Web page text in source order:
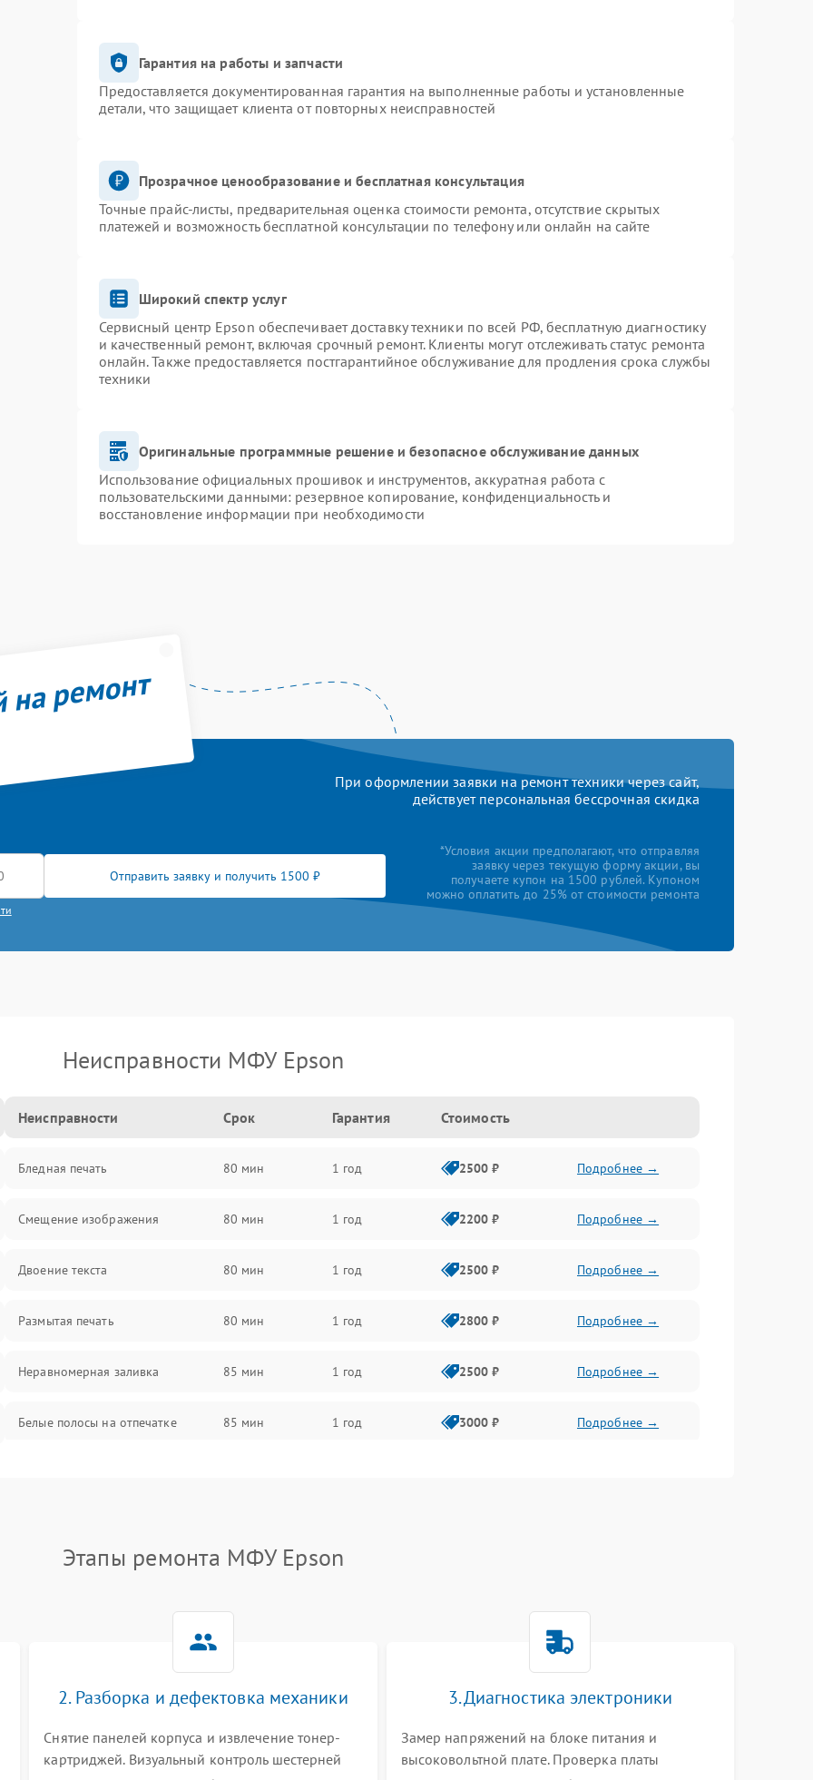
Гарантия на работы и запчасти
Предоставляется документированная гарантия на выполненные работы и установленные
детали, что защищает клиента от повторных неисправностей
Прозрачное ценообразование и бесплатная консультация
Точные прайс-листы, предварительная оценка стоимости ремонта, отсутствие скрытых
платежей и возможность бесплатной консультации по телефону или онлайн на сайте
Широкий спектр услуг
Сервисный центр Epson обеспечивает доставку техники по всей РФ, бесплатную диагностику
и качественный ремонт, включая срочный ремонт. Клиенты могут отслеживать статус ремонта
онлайн. Также предоставляется постгарантийное обслуживание для продления срока службы
техники
Оригинальные программные решение и безопасное обслуживание данных
Использование официальных прошивок и инструментов, аккуратная работа с
пользовательскими данными: резервное копирование, конфиденциальность и
восстановление информации при необходимости
ремонт
При оформлении заявки на ремонт техники через сайт,
действует персональная бессрочная скидка
Отправить заявку и получить 1500 ₽
*Условия акции предполагают, что отправляя
заявку через текущую форму акции, вы
получаете купон на 1500 рублей. Купоном
можно оплатить до 25% от стоимости ремонта
Неисправности МФУ Epson
Неисправности Срок Гарантия Стоимость
Бледная печать 80 мин 1 год 2500 ₽ Подробнее →
Смещение изображения 80 мин 1 год 2200 ₽ Подробнее →
Двоение текста 80 мин 1 год 2500 ₽ Подробнее →
Размытая печать 80 мин 1 год 2800 ₽ Подробнее →
Неравномерная заливка 85 мин 1 год 2500 ₽ Подробнее →
Белые полосы на отпечатке 85 мин 1 год 3000 ₽ Подробнее →
Этапы ремонта МФУ Epson
2. Разборка и дефектовка механики
Снятие панелей корпуса и извлечение тонер-
картриджей. Визуальный контроль шестерней
3. Диагностика электроники
Замер напряжений на блоке питания и
высоковольтной плате. Проверка платы